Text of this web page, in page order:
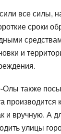
все силы,
сроки
и
также
производится
и вручную. А
улицы